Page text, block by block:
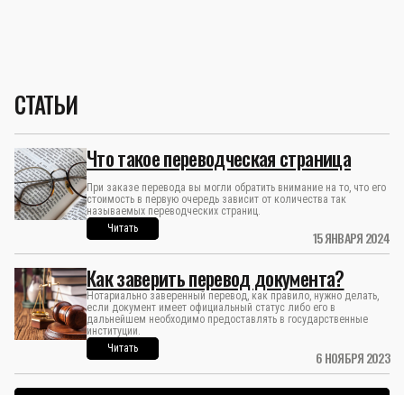
СТАТЬИ
15 ЯНВАРЯ 2024
Что такое переводческая страница
При заказе перевода вы могли обратить внимание на то, что его
стоимость в первую очередь зависит от количества так
называемых переводческих страниц.
Читать
6 НОЯБРЯ 2023
Как заверить перевод документа?
Нотариально заверенный перевод, как правило, нужно делать,
если документ имеет официальный статус либо его в
дальнейшем необходимо предоставлять в государственные
институции.
Читать